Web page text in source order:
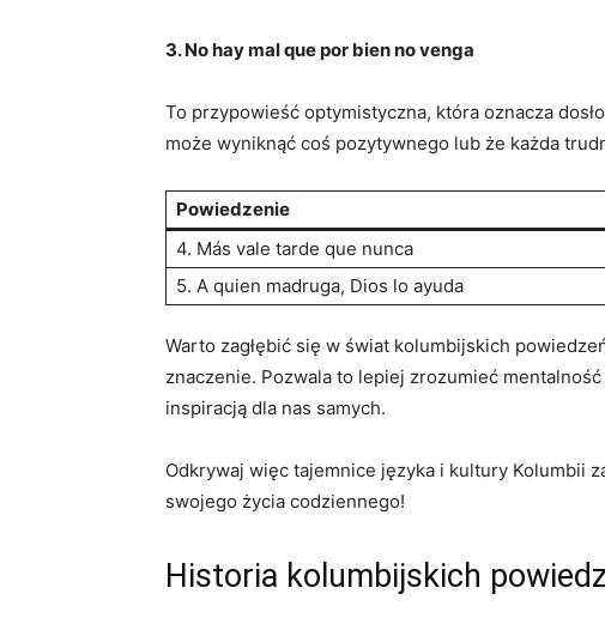
3. No hay mal que por⁢ bien ‍no venga
To przypowieść optymistyczna, ⁣która oznacza
może ⁣wyniknąć‍ coś pozytywnego lub że każda
Powiedzenie
4.⁤ Más vale ‌tarde que nunca
5. A quien madruga, ⁤Dios lo ayuda
Warto zagłębić się w świat kolumbijskich
znaczenie. Pozwala⁢ to lepiej ⁤zrozumieć
inspiracją dla nas samych.
Odkrywaj‍ więc tajemnice języka i‌ kultury Kolumbii
swojego⁤ życia codziennego!
Historia⁤ kolumbijskich